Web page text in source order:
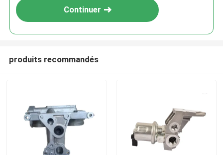
Continuer
produits recommandés